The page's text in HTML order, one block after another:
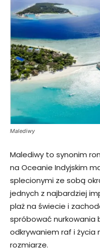
Malediwy
Malediwy to synonim
na Oceanie Indyjskim
splecionymi ze sobą
jednych z najbardziej
plaż na świecie i
spróbować nurkowania
odkrywaniem raf i życia
rozmiarze.